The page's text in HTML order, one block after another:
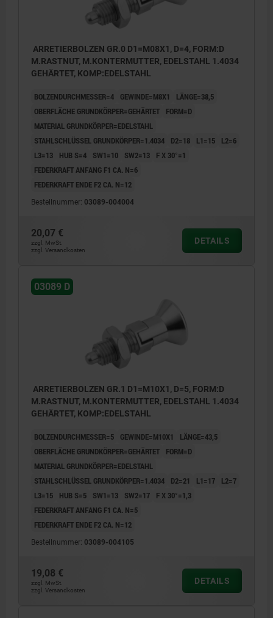
ARRETIERBOLZEN GR.0 D1=M08X1, D=4, FORM:D
M.RASTNUT, M.KONTERMUTTER, EDELSTAHL 1.4034
GEHÄRTET, KOMP:EDELSTAHL
BOLZENDURCHMESSER=4 GEWINDE=M8X1
LÄNGE=38,5
OBERFLÄCHE GRUNDKÖRPER=GEHÄRTET
FORM=D
MATERIAL GRUNDKÖRPER=EDELSTAHL
STAHLSCHLÜSSEL GRUNDKÖRPER=1.4034
D2=18 L1=15
L2=6
L3=13
HUB S=4 SW1=10 SW2=13
F X 30°=1
FEDERKRAFT ANFANG F1 CA. N=6
FEDERKRAFT ENDE F2 CA. N=12
Bestellnummer: 03089-004004
20,07 €
zzgl. MwSt.
zzgl. Versandkosten
DETAILS
03089 D
ARRETIERBOLZEN GR.1 D1=M10X1, D=5, FORM:D
M.RASTNUT, M.KONTERMUTTER, EDELSTAHL 1.4034
GEHÄRTET, KOMP:EDELSTAHL
BOLZENDURCHMESSER=5 GEWINDE=M10X1
LÄNGE=43,5
OBERFLÄCHE GRUNDKÖRPER=GEHÄRTET
FORM=D
MATERIAL GRUNDKÖRPER=EDELSTAHL
STAHLSCHLÜSSEL GRUNDKÖRPER=1.4034
D2=21 L1=17
L2=7
L3=15
HUB S=5 SW1=13 SW2=17
F X 30°=1,3
FEDERKRAFT ANFANG F1 CA. N=5
FEDERKRAFT ENDE F2 CA. N=12
Bestellnummer: 03089-004105
19,08 €
zzgl. MwSt.
zzgl. Versandkosten
DETAILS